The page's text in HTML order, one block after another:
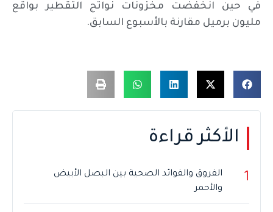
في حين انخفضت مخزونات نواتج التقطير بواقع
مليون برميل مقارنة بالأسبوع السابق.
الأكثر قراءة
1
الفروق والفوائد الصحية بين البصل الأبيض
والأحمر